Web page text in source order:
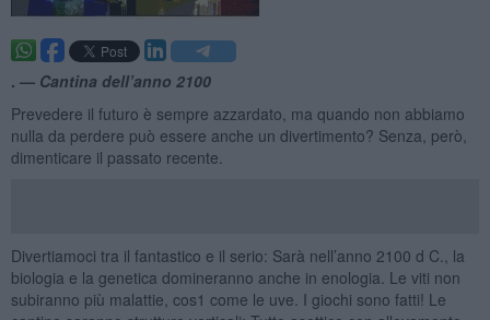
. — Cantina dell’anno 2100
Prevedere il futuro è sempre azzardato, ma quando non abbiamo
nulla da perdere può essere anche un divertimento? Senza, però,
dimenticare il passato recente.
Divertiamoci tra il fantastico e il serio: Sarà nell’anno 2100 d C., la
biologia e la genetica domineranno anche in enologia. Le viti non
subiranno più malattie, cos1 come le uve. I giochi sono fatti! Le